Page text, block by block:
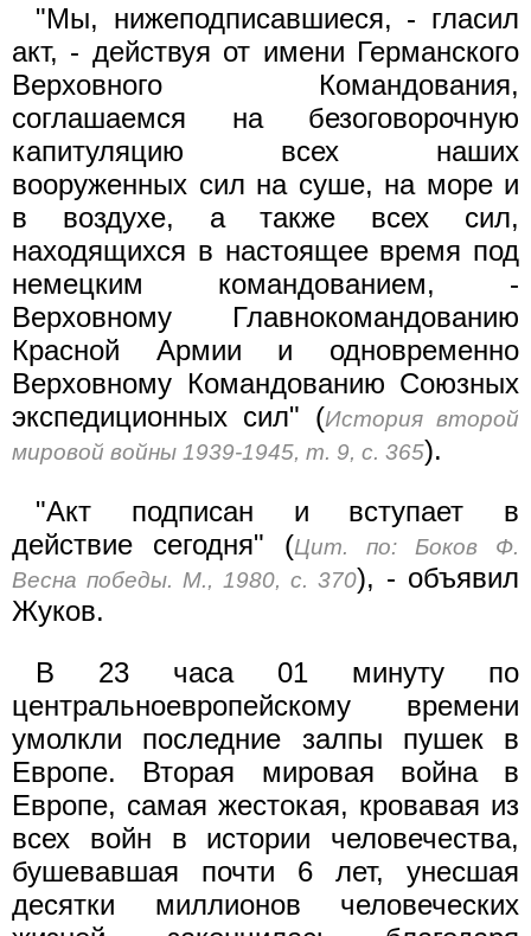
"Мы, нижеподписавшиеся, - гласил
акт, - действуя от имени Германского
Верховного Командования,
соглашаемся на безоговорочную
капитуляцию всех наших
вооруженных сил на суше, на море и
в воздухе, а также всех сил,
находящихся в настоящее время под
немецким командованием, -
Верховному Главнокомандованию
Красной Армии и одновременно
Верховному Командованию Союзных
экспедиционных сил" (История второй
мировой войны 1939-1945, т. 9, с. 365).
"Акт подписан и вступает в
действие сегодня" (Цит. по: Боков Ф.
Весна победы. М., 1980, с. 370), - объявил
Жуков.
В 23 часа 01 минуту по
центральноевропейскому времени
умолкли последние залпы пушек в
Европе. Вторая мировая война в
Европе, самая жестокая, кровавая из
всех войн в истории человечества,
бушевавшая почти 6 лет, унесшая
десятки миллионов человеческих